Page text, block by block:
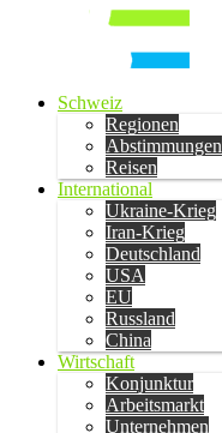
Schweiz
Regionen
Abstimmungen
Reisen
International
Ukraine-Krieg
Iran-Krieg
Deutschland
USA
EU
Russland
China
Wirtschaft
Konjunktur
Arbeitsmarkt
Unternehmen